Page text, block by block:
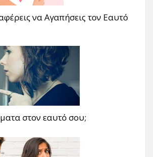
να Αγαπήσεις τον Εαυτό
στον εαυτό σου;